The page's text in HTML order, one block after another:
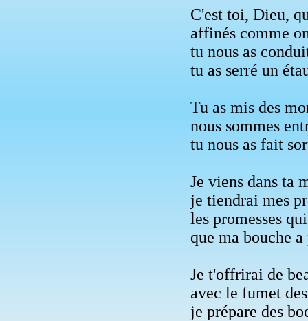
C'est toi, Dieu,
affinés comme
tu nous as
tu as serré un
Tu as mis des
nous sommes
tu nous as fait
Je viens dans ta
je tiendrai mes
les promesses
que ma bouche a
Je t'offrirai de
avec le fumet
je prépare des